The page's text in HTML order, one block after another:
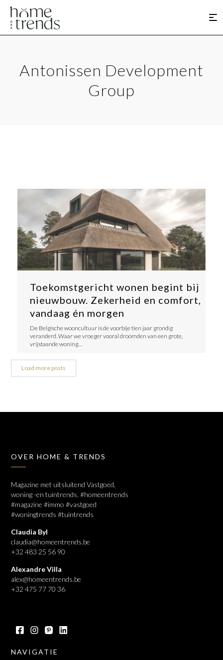
Antonissen Development
Group
Toekomstgericht wonen begint bij
nieuwbouw. Zekerheid en comfort,
vandaag én morgen
​De Belgische wooncultuur is de voorbije tien jaar grondig
veranderd. Waar we vroeger vooral droomden van een grote,
vrijstaande woning…
Load more posts
OVER HOME & TRENDS
Magazine met uitsluitend Vastgoed,
woning -en tuintrends. #homeentrends
#magazine #immo #vastgoed
#woningtrends #tuintrends
Claudia Byl
claudia@homeentrends.be
+32 483 25 56 90
Alexandre Villa
alex@homeentrends.be
+32 475 77 70 36
NAVIGATIE